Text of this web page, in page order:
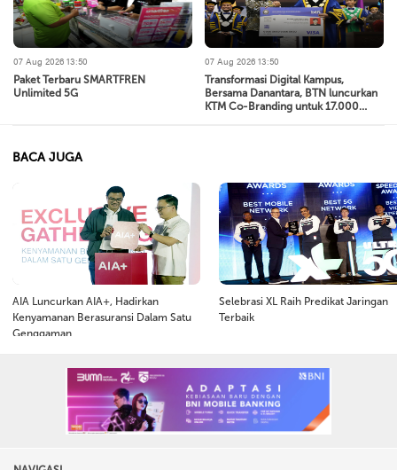
07 Aug 2026 13:50
Paket Terbaru SMARTFREN
Unlimited 5G
07 Aug 2026 13:50
Transformasi Digital Kampus,
Bersama Danantara, BTN luncurkan
KTM Co-Branding untuk 17.000
BACA JUGA
AIA Luncurkan AIA+, Hadirkan
Kenyamanan Berasuransi Dalam Satu
Genggaman
Selebrasi XL Raih Predikat Jaringan
Terbaik